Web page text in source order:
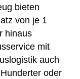
bieten
von je 1
hinaus
mit
auch
oder